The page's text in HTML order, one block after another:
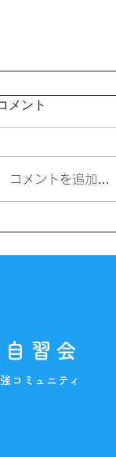
メント
コメントを追加…
習会
コミュニティ